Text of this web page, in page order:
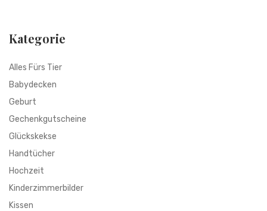
Kategorie
Alles Fürs Tier
Babydecken
Geburt
Gechenkgutscheine
Glückskekse
Handtücher
Hochzeit
Kinderzimmerbilder
Kissen